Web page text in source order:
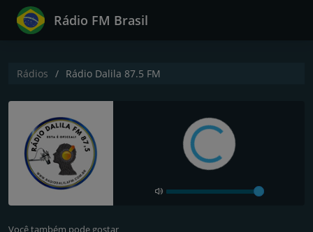
Rádio FM Brasil
Rádios Rádio Dalila 87.5 FM
Você também pode gostar